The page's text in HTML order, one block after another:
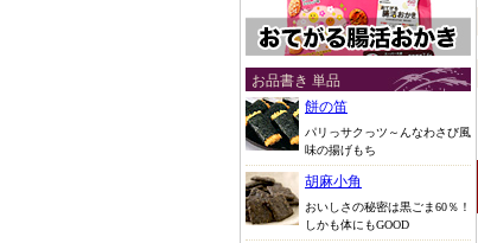
お品書き 単品
餅の笛
パリっサクっツ～んなわさび風
味の揚げもち
胡麻小角
おいしさの秘密は黒ごま60％！
しかも体にもGOOD